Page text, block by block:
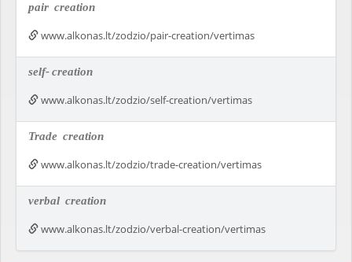
pair creation
www.alkonas.lt/zodzio/pair-creation/vertimas
self-creation
www.alkonas.lt/zodzio/self-creation/vertimas
Trade creation
www.alkonas.lt/zodzio/trade-creation/vertimas
verbal creation
www.alkonas.lt/zodzio/verbal-creation/vertimas